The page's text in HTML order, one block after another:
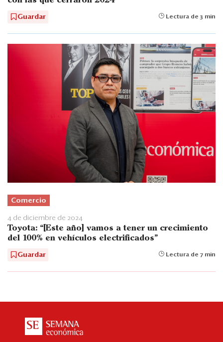
Guardar Lectura de 3 min
Comercio
4 de diciembre de 2024
Toyota: “[Este año] vamos a tener un crecimiento
del 100% en vehículos electrificados”
Guardar Lectura de 7 min